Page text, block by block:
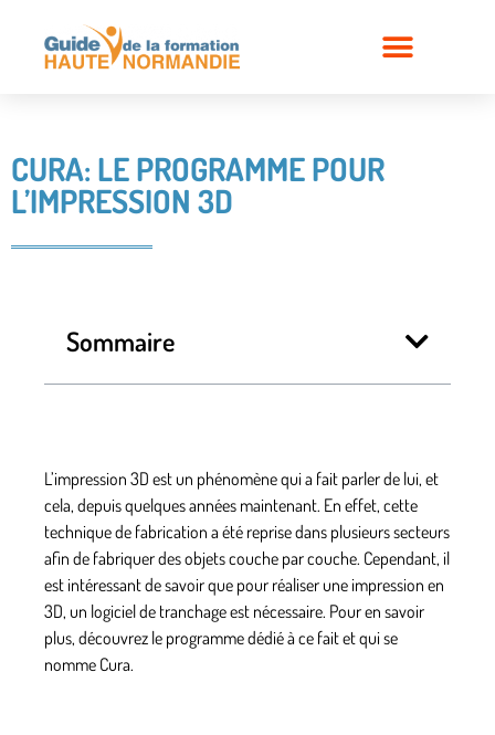
CURA: LE PROGRAMME POUR
L’IMPRESSION 3D
Sommaire
L’impression 3D est un phénomène qui a fait parler de lui, et
cela, depuis quelques années maintenant. En effet, cette
technique de fabrication a été reprise dans plusieurs secteurs
afin de fabriquer des objets couche par couche. Cependant, il
est intéressant de savoir que pour réaliser une impression en
3D, un logiciel de tranchage est nécessaire. Pour en savoir
plus, découvrez le programme dédié à ce fait et qui se
nomme Cura.